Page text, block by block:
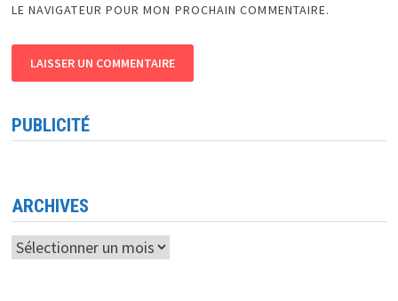
LE NAVIGATEUR POUR MON PROCHAIN COMMENTAIRE.
PUBLICITÉ
ARCHIVES
Archives